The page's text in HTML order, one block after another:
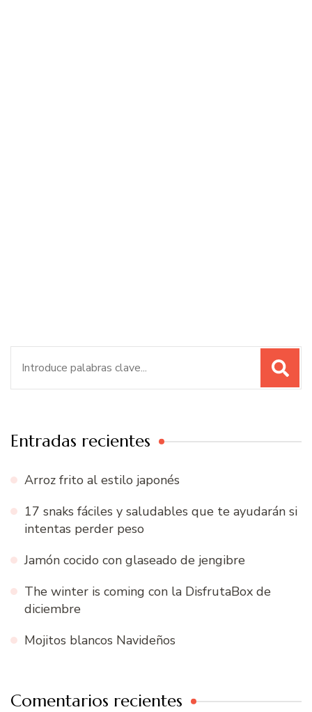
Entradas recientes
Arroz frito al estilo japonés
17 snaks fáciles y saludables que te ayudarán si
intentas perder peso
Jamón cocido con glaseado de jengibre
The winter is coming con la DisfrutaBox de
diciembre
Mojitos blancos Navideños
Comentarios recientes